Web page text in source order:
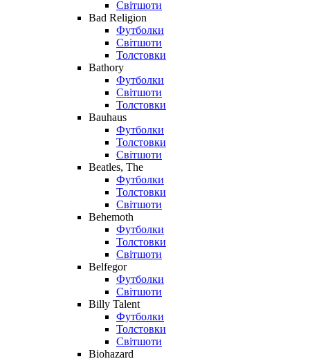
Світшоти
Bad Religion
Футболки
Світшоти
Толстовки
Bathory
Футболки
Світшоти
Толстовки
Bauhaus
Футболки
Толстовки
Світшоти
Beatles, The
Футболки
Толстовки
Світшоти
Behemoth
Футболки
Толстовки
Світшоти
Belfegor
Футболки
Світшоти
Billy Talent
Футболки
Толстовки
Світшоти
Biohazard